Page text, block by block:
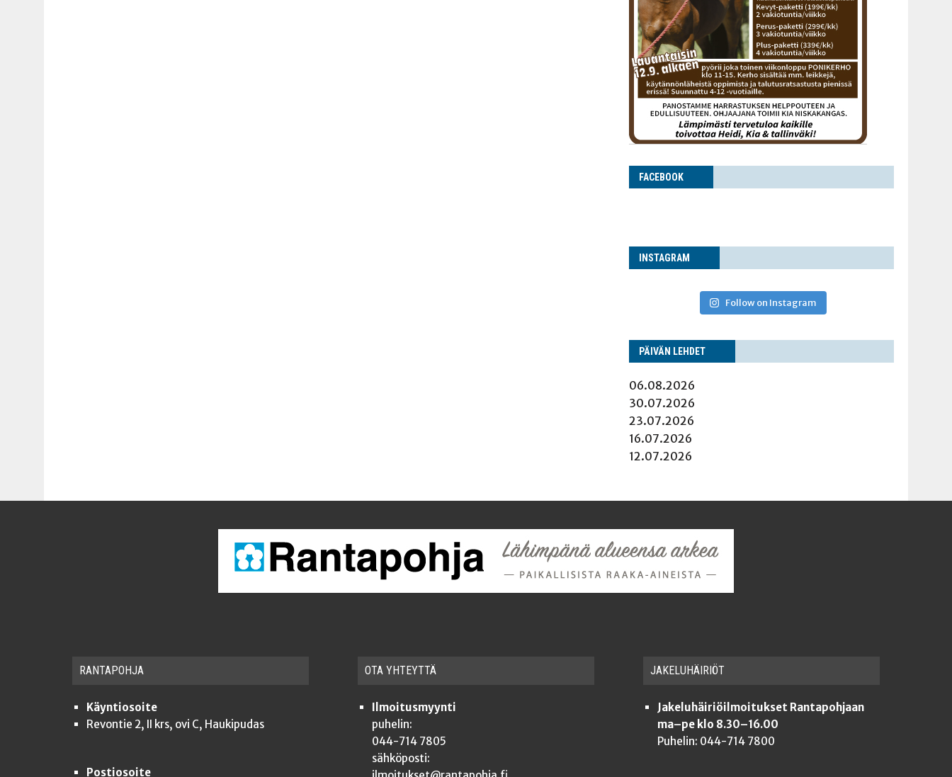
FACE­BOOK
INS­TA­GRAM
Follow on Instagram
PÄI­VÄN LEHDET
06.08.2026
30.07.2026
23.07.2026
16.07.2026
12.07.2026
RAN­TA­POH­JA
Käyntiosoite
Revontie 2, II krs, ovi C, Haukipudas
Postiosoite
OTA YHTEYT­TÄ
Ilmoitusmyynti
puhelin:
044-714 7805
sähköposti:
JAKE­LU­HÄI­RIÖT
Jakeluhäiriöilmoitukset Rantapohjaan
ma–pe klo 8.30–16.00
Puhelin: 044-714 7800